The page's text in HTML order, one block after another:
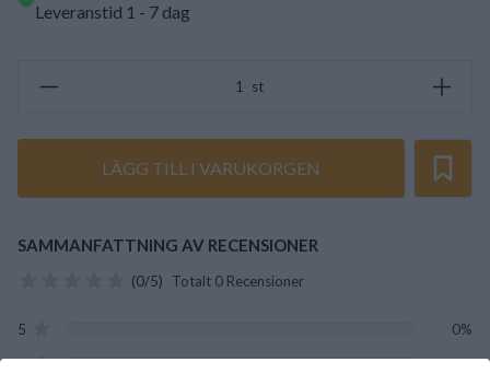
Leveranstid 1 - 7 dag
st
LÄGG TILL I VARUKORGEN
SAMMANFATTNING AV RECENSIONER
(0/5) Totalt 0 Recensioner
5
0%
4
0%